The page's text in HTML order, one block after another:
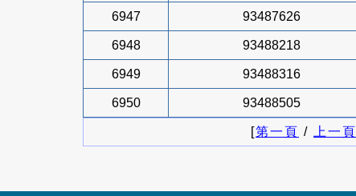
6947 93487626
6948 93488218
6949 93488316
6950 93488505
[第一頁 / 上一頁